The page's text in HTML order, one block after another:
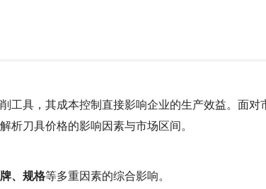
工具，其成本控制直接影响企业的生产效益。面
析刀具价格的影响因素与市场区间。
、规格等多重因素的综合影响。